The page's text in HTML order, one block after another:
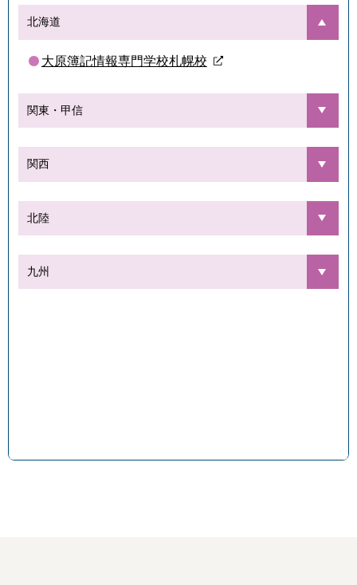
北海道
大原簿記情報専門学校札幌校
関東・甲信
関西
北陸
九州